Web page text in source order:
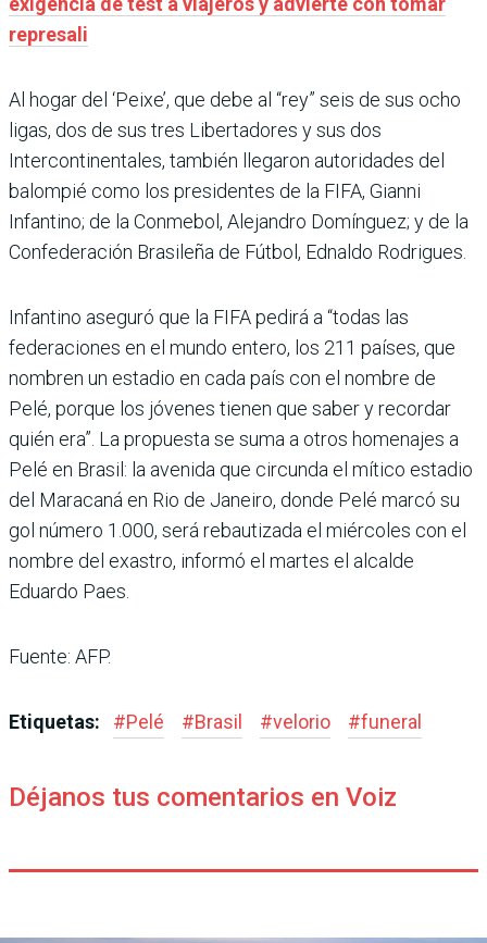
represali
Al hogar del ‘Peixe’, que debe al “rey” seis de sus ocho
ligas, dos de sus tres Libertadores y sus dos
Intercontinentales, también llegaron autoridades del
balompié como los presidentes de la FIFA, Gianni
Infantino; de la Conmebol, Alejandro Domínguez; y de la
Confederación Brasileña de Fútbol, Ednaldo Rodrigues.
Infantino aseguró que la FIFA pedirá a “todas las
federaciones en el mundo entero, los 211 países, que
nombren un estadio en cada país con el nombre de
Pelé, porque los jóvenes tienen que saber y recordar
quién era”. La propuesta se suma a otros homenajes a
Pelé en Brasil: la avenida que circunda el mítico estadio
del Maracaná en Rio de Janeiro, donde Pelé marcó su
gol número 1.000, será rebautizada el miércoles con el
nombre del exastro, informó el martes el alcalde
Eduardo Paes.
Fuente: AFP.
Etiquetas: #Pelé #Brasil #velorio #funeral
Déjanos tus comentarios en Voiz